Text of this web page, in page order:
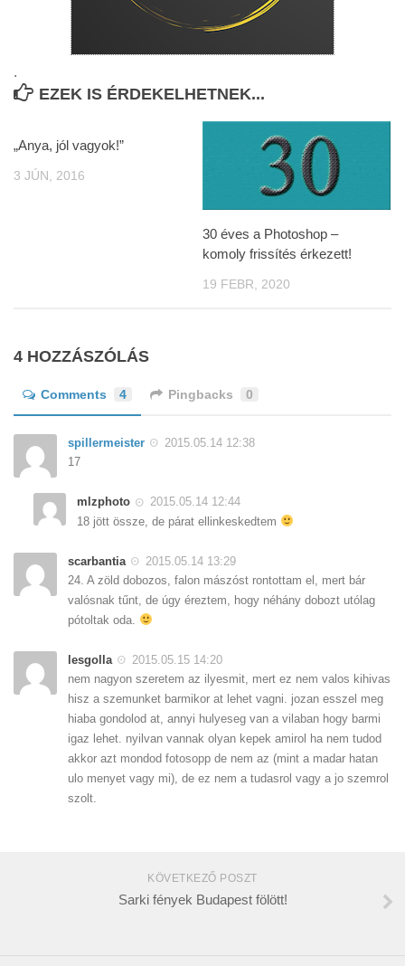
.
EZEK IS ÉRDEKELHETNEK...
„Anya, jól vagyok!”
3 JÚN, 2016
30 éves a Photoshop –
komoly frissítés érkezett!
19 FEBR, 2020
4 HOZZÁSZÓLÁS
Comments 4 Pingbacks 0
spillermeister
2015.05.14 12:38
17
mlzphoto
2015.05.14 12:44
18 jött össze, de párat ellinkeskedtem
scarbantia
2015.05.14 13:29
24. A zöld dobozos, falon mászóst rontottam el, mert bár
valósnak tűnt, de úgy éreztem, hogy néhány dobozt utólag
pótoltak oda.
lesgolla
2015.05.15 14:20
nem nagyon szeretem az ilyesmit, mert ez nem valos kihivas
hisz a szemunket barmikor at lehet vagni. jozan esszel meg
hiaba gondolod at, annyi hulyeseg van a vilaban hogy barmi
igaz lehet. nyilvan vannak olyan kepek amirol ha nem tudod
akkor azt mondod fotosopp de nem az (mint a madar hatan
ulo menyet vagy mi), de ez nem a tudasrol vagy a jo szemrol
szolt.
KÖVETKEZŐ POSZT
Sarki fények Budapest fölött!